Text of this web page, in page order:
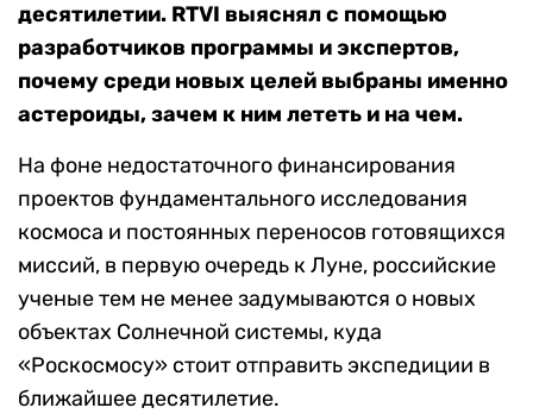
десятилетии. RTVI выяснял с помощью
разработчиков программы и экспертов,
почему среди новых целей выбраны именно
астероиды, зачем к ним лететь и на чем.
На фоне недостаточного финансирования
проектов фундаментального исследования
космоса и постоянных переносов готовящихся
миссий, в первую очередь к Луне, российские
ученые тем не менее задумываются о новых
объектах Солнечной системы, куда
«Роскосмосу» стоит отправить экспедиции в
ближайшее десятилетие.